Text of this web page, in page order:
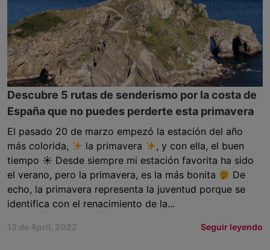
Descubre 5 rutas de senderismo por la costa de
España que no puedes perderte esta primavera
El pasado 20 de marzo empezó la estación del año
más colorida,
la primavera
, y con ella, el buen
tiempo ☀ Desde siempre mi estación favorita ha sido
el verano, pero la primavera, es la más bonita
De
echo, la primavera representa la juventud porque se
identifica con el renacimiento de la...
13 de April, 2022 Seguir leyendo